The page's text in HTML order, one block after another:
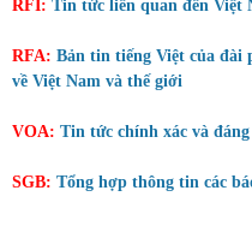
RFI: Tin tức liên quan đến Việt
RFA: Bản tin tiếng Việt của đài
về Việt Nam và thế giới
VOA: Tin tức chính xác và
SGB: Tổng hợp thông tin các